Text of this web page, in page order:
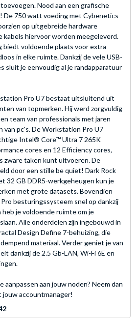
Nood aan een grafische
De 750 watt voeding met Cybenetics
op uitgebreide hardware
kabels hiervoor worden meegeleverd.
biedt voldoende plaats voor extra
in elke ruimte. Dankzij de vele USB-
sluit je eenvoudig al je randapparatuur
Pro U7 bestaat uitsluitend uit
van topmerken. Hij werd zorgvuldig
team van professionals met jaren
van pc's. De Workstation Pro U7
Intel® Core™ Ultra 7 265K
cores en 12 Efficiency cores,
zware taken kunt uitvoeren. De
door een stille be quiet! Dark Rock
32 GB DDR5-werkgeheugen kun je
met grote datasets. Bovendien
besturingssysteem snel op dankzij
heb je voldoende ruimte om je
Alle onderdelen zijn ingebouwd in
Design Define 7-behuizing, die
materiaal. Verder geniet je van
dankzij de 2.5 Gb-LAN, Wi-Fi 6E en
aanpassen aan jouw noden? Neem dan
jouwaccountmanager!